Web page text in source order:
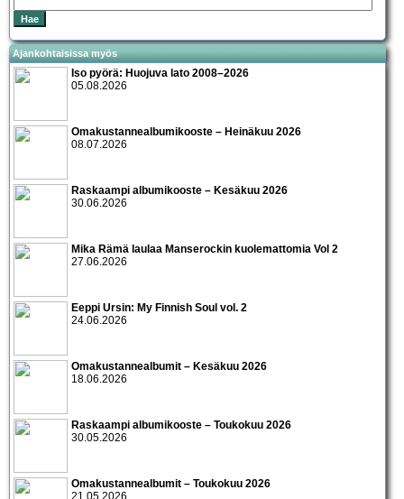
Ajankohtaisissa myös
Iso pyörä: Huojuva lato 2008–2026
05.08.2026
Omakustannealbumikooste – Heinäkuu 2026
08.07.2026
Raskaampi albumikooste – Kesäkuu 2026
30.06.2026
Mika Rämä laulaa Manserockin kuolemattomia Vol 2
27.06.2026
Eeppi Ursin: My Finnish Soul vol. 2
24.06.2026
Omakustannealbumit – Kesäkuu 2026
18.06.2026
Raskaampi albumikooste – Toukokuu 2026
30.05.2026
Omakustannealbumit – Toukokuu 2026
21.05.2026